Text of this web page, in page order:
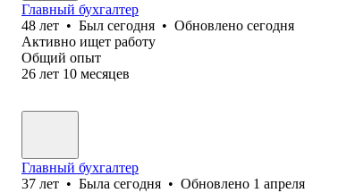
Главный бухгалтер
48 лет • Был сегодня • Обновлено сегодня
Активно ищет работу
Общий опыт
26 лет 10 месяцев
Главный бухгалтер
37 лет • Была сегодня • Обновлено 1 апреля